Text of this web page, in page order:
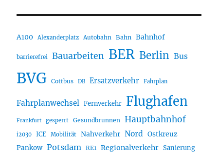
A100 Alexanderplatz Autobahn Bahn Bahnhof
barrierefrei Bauarbeiten BER Berlin Bus
BVG Cottbus DB Ersatzverkehr Fahrplan
Fahrplanwechsel Fernverkehr Flughafen
Frankfurt gesperrt Gesundbrunnen Hauptbahnhof
i2030 ICE Mobilität Nahverkehr Nord Ostkreuz
Pankow Potsdam RE1 Regionalverkehr Sanierung